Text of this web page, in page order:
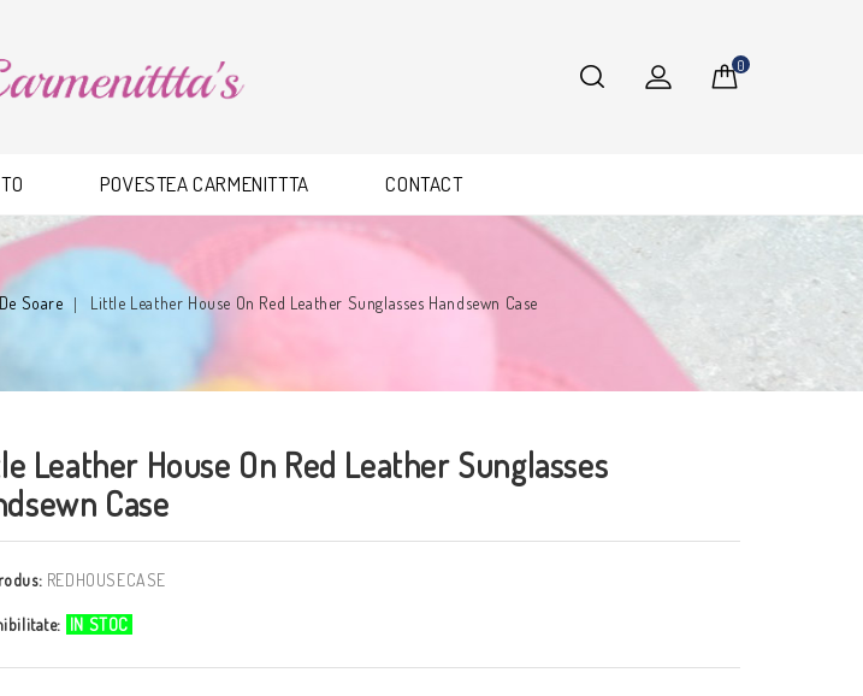
0
POVESTEA CARMENITTTA CONTACT
Soare Little Leather House On Red Leather Sunglasses Handsewn Case
Leather House On Red Leather Sunglasses
Case
REDHOUSECASE
IN STOC